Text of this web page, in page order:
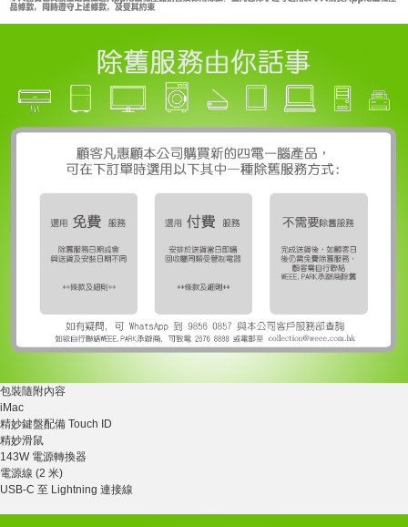
包裝隨附內容
iMac
精妙鍵盤配備 Touch ID
精妙滑鼠
143W 電源轉換器
電源線 (2 米)
USB-C 至 Lightning 連接線